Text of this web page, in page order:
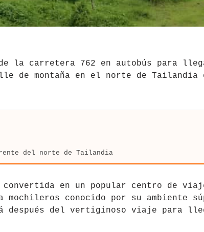
la carretera 762 en autobús para
de montaña en el norte de Tailandia
del norte de Tailandia
en un popular centro de
conocido por su ambiente
después del vertiginoso viaje para